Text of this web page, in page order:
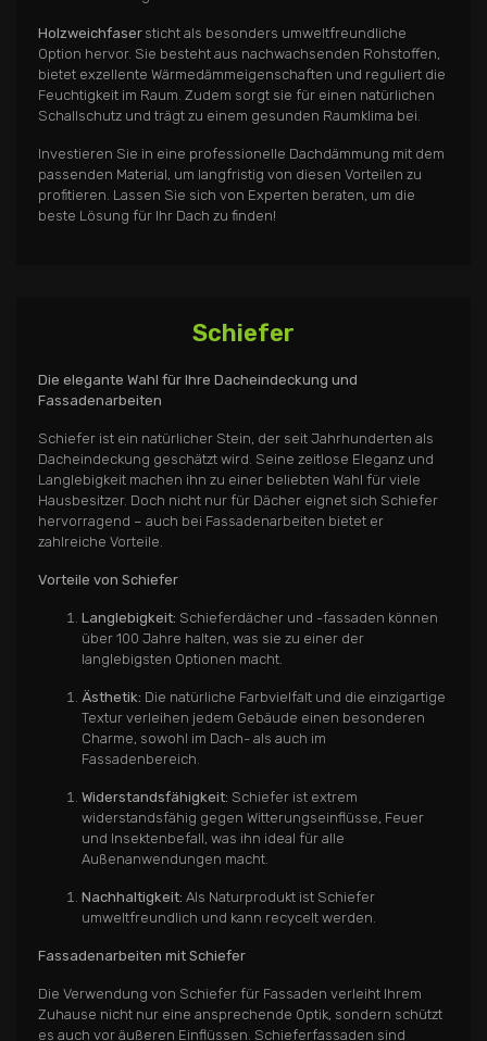
Holzweichfaser sticht als besonders umweltfreundliche
Option hervor. Sie besteht aus nachwachsenden Rohstoffen,
bietet exzellente Wärmedämmeigenschaften und reguliert die
Feuchtigkeit im Raum. Zudem sorgt sie für einen natürlichen
Schallschutz und trägt zu einem gesunden Raumklima bei.
Investieren Sie in eine professionelle Dachdämmung mit dem
passenden Material, um langfristig von diesen Vorteilen zu
profitieren. Lassen Sie sich von Experten beraten, um die
beste Lösung für Ihr Dach zu finden!
Schiefer
Die elegante Wahl für Ihre Dacheindeckung und
Fassadenarbeiten
Schiefer ist ein natürlicher Stein, der seit Jahrhunderten als
Dacheindeckung geschätzt wird. Seine zeitlose Eleganz und
Langlebigkeit machen ihn zu einer beliebten Wahl für viele
Hausbesitzer. Doch nicht nur für Dächer eignet sich Schiefer
hervorragend – auch bei Fassadenarbeiten bietet er
zahlreiche Vorteile.
Vorteile von Schiefer
Langlebigkeit: Schieferdächer und -fassaden können
über 100 Jahre halten, was sie zu einer der
langlebigsten Optionen macht.
Ästhetik: Die natürliche Farbvielfalt und die einzigartige
Textur verleihen jedem Gebäude einen besonderen
Charme, sowohl im Dach- als auch im
Fassadenbereich.
Widerstandsfähigkeit: Schiefer ist extrem
widerstandsfähig gegen Witterungseinflüsse, Feuer
und Insektenbefall, was ihn ideal für alle
Außenanwendungen macht.
Nachhaltigkeit: Als Naturprodukt ist Schiefer
umweltfreundlich und kann recycelt werden.
Fassadenarbeiten mit Schiefer
Die Verwendung von Schiefer für Fassaden verleiht Ihrem
Zuhause nicht nur eine ansprechende Optik, sondern schützt
es auch vor äußeren Einflüssen. Schieferfassaden sind